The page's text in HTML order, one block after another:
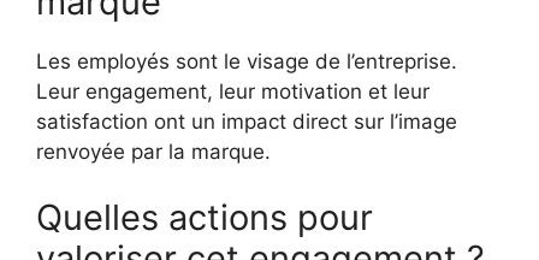
Les employés sont le visage de l’entreprise.
Leur engagement, leur motivation et leur
satisfaction ont un impact direct sur l’image
renvoyée par la marque.
Quelles actions pour